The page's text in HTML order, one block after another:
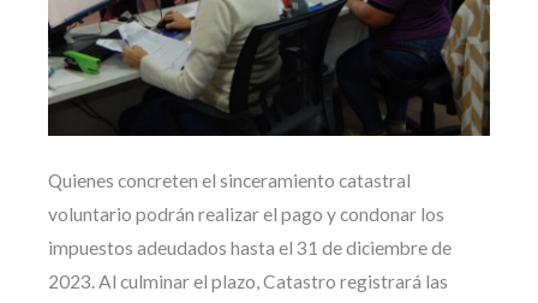
Quienes concreten el sinceramiento catastral
voluntario podrán realizar el pago y condonar los
impuestos adeudados hasta el 31 de diciembre de
2023. Al culminar el plazo, Catastro registrará las